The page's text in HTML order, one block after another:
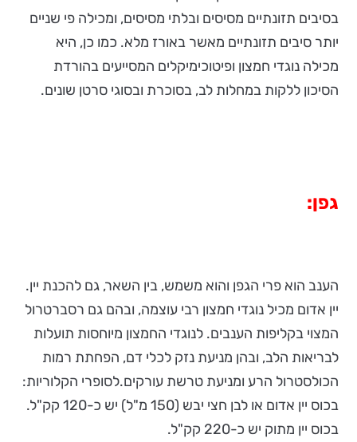
בסיבים תזונתיים מסיסים ובלתי מסיסים, ומכילה פי שניים
יותר סיבים תזונתיים מאשר באורז מלא. כמו כן, היא
מכילה נוגדי חמצון ופיטוכימיקלים המסייעים בהורדת
הסיכון ללקות במחלות לב, בסוכרת ובסוגי סרטן שונים.
גפן:
הענב הוא פרי הגפן והוא משמש, בין השאר, גם להכנת יין.
יין אדום מכיל נוגדי חמצון רבי עוצמה, ובהם גם רסברטרול
המצוי בקליפות הענבים. לנוגדי החמצון מיוחסות תועלות
לבריאות הלב, ובהן מניעת נזק לכלי דם, הפחתת רמות
הכולסטרול הרע ומניעת טרשת עורקים.לסופרי הקלוריות:
בכוס יין אדום או לבן חצי יבש (150 מ"ל) יש כ-120 קק"ל.
בכוס יין מתוק יש כ-220 קק"ל.